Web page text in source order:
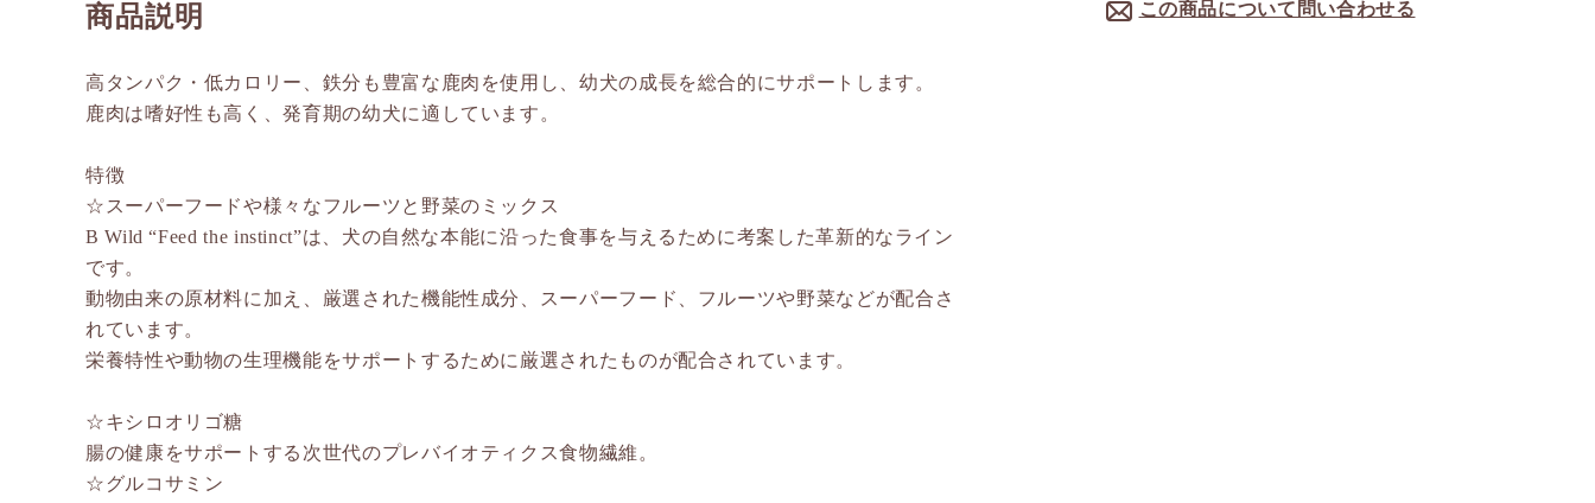
商品説明
高タンパク・低カロリー、鉄分も豊富な鹿肉を使用し、幼犬の成長を総合的にサポートします。
鹿肉は嗜好性も高く、発育期の幼犬に適しています。
特徴
☆スーパーフードや様々なフルーツと野菜のミックス
B Wild “Feed the instinct”は、犬の自然な本能に沿った食事を与えるために考案した革新的なライン
です。
動物由来の原材料に加え、厳選された機能性成分、スーパーフード、フルーツや野菜などが配合さ
れています。
栄養特性や動物の生理機能をサポートするために厳選されたものが配合されています。
☆キシロオリゴ糖
腸の健康をサポートする次世代のプレバイオティクス食物繊維。
☆グルコサミン
この商品について問い合わせる